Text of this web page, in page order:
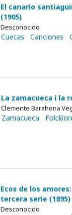
El canario
(1905)
Desconocido
Cuecas Canciones
La zamacueca i la
Clemente Barahona
Zamacueca
Ecos de los
tercera serie (1895)
Desconocido